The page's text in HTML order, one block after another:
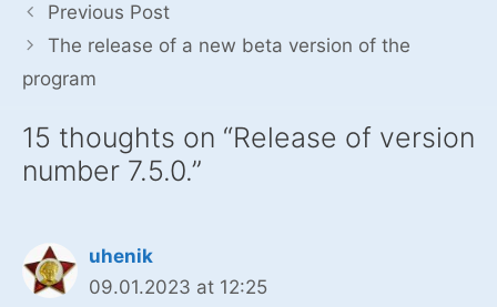
Previous Post
The release of a new beta version of the
program
15 thoughts on “Release of version
number 7.5.0.”
uhenik
09.01.2023 at 12:25